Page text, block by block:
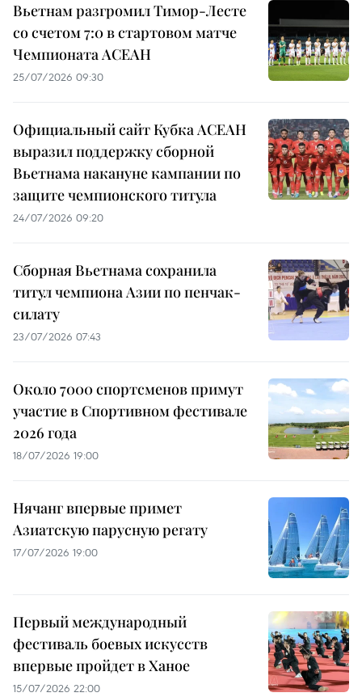
Вьетнам разгромил Тимор-Лесте
со счетом 7:0 в стартовом матче
Чемпионата АСЕАН
25/07/2026 09:30
Официальный сайт Кубка АСЕАН
выразил поддержку сборной
Вьетнама накануне кампании по
защите чемпионского титула
24/07/2026 09:20
Сборная Вьетнама сохранила
титул чемпиона Азии по пенчак-
силату
23/07/2026 07:43
Около 7000 спортсменов примут
участие в Спортивном фестивале
2026 года
18/07/2026 19:00
Нячанг впервые примет
Азиатскую парусную регату
17/07/2026 19:00
Первый международный
фестиваль боевых искусств
впервые пройдет в Ханое
15/07/2026 22:00